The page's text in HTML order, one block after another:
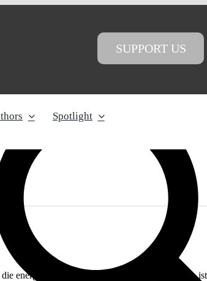
SUPPORT US
Spotlight
energierechtliche Notfallkaskade greifen muss,